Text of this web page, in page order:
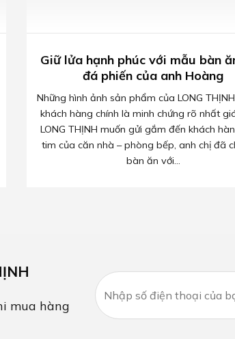
Giữ lửa hạnh phúc với mẫu bàn
đá phiến của anh Hoàng
Những hình ảnh sản phẩm của LONG
khách hàng chính là minh chứng rõ nhất
LONG THỊNH muốn gửi gắm đến khách
tim của căn nhà – phòng bếp, anh chị đã
bàn ăn với...
mua hàng